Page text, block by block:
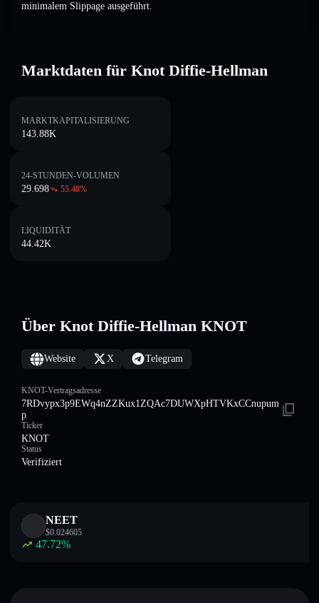
minimalem Slippage ausgeführt.
Marktdaten für Knot Diffie-Hellman
MARKTKAPITALISIERUNG
143.88K
24-STUNDEN-VOLUMEN
29.698 55.48%
LIQUIDITÄT
44.42K
Über Knot Diffie-Hellman KNOT
Website X Telegram
KNOT-Vertragsadresse
7RDvypx3p9EWq4nZZKux1ZQAc7DUWXpHTVKxCCnupum
p
Ticker
KNOT
Status
Verifiziert
NEET
$0.024605
47.72%